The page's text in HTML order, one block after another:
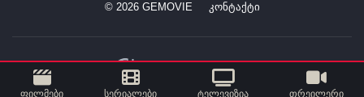
ფილმები სერიალები ტელევიზია თრეილერი
© 2026GEMOVIE კონტაქტი